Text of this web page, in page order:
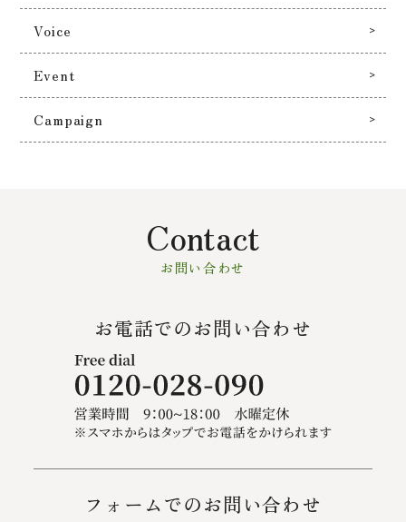
Voice
Event
Campaign
Contact
お問い合わせ
お電話でのお問い合わせ
フォームでのお問い合わせ